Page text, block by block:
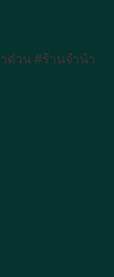
ด่วน #ร้านจำนำ